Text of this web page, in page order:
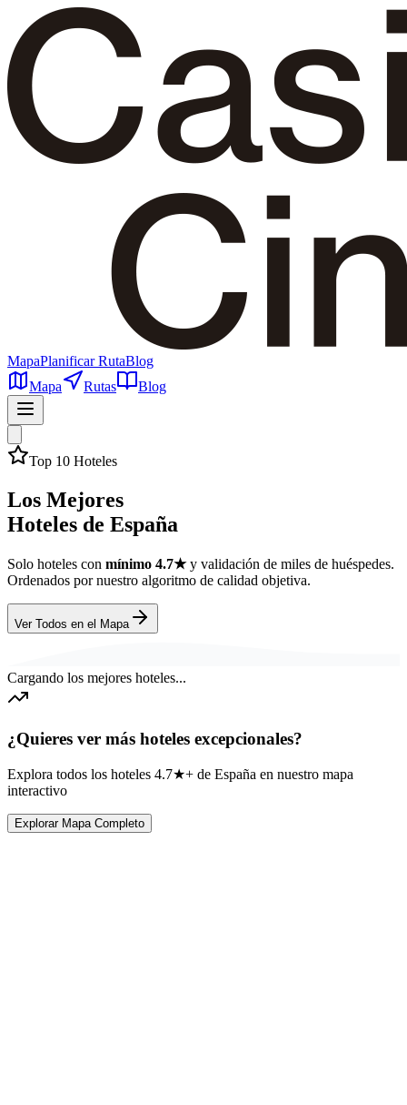
MapaPlanificar RutaBlog
Mapa
Rutas Blog
Top 10 Hoteles
Los Mejores
Hoteles de España
Solo hoteles con mínimo 4.7★y validación de miles de huéspedes.
Ordenados por nuestro algoritmo de calidad objetiva.
Ver Todos en el Mapa
Cargando los mejores hoteles...
¿Quieres ver más hoteles excepcionales?
Explora todos los hoteles 4.7★+ de España en nuestro mapa
interactivo
Explorar Mapa Completo